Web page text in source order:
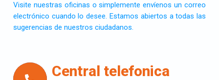
Visite nuestras oficinas o simplemente envíenos un correo
electrónico cuando lo desee. Estamos abiertos a todas las
sugerencias de nuestros ciudadanos.
Central telefonica